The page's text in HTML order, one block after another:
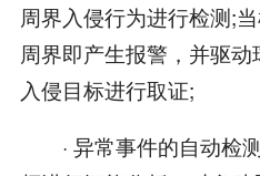
周界入侵行为进行检测;
周界即产生报警，并驱
入侵目标进行取证;
· 异常事件的自动检